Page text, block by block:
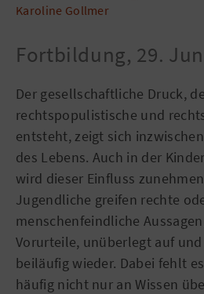
Karoline Gollmer
Fortbildung, 29.
Der gesellschaftliche Druck,
rechtspopulistische und
entsteht, zeigt sich
des Lebens. Auch in der
wird dieser Einfluss
Jugendliche greifen rechte
menschenfeindliche
Vorurteile, unüberlegt auf und
beiläufig wieder. Dabei fehlt
häufig nicht nur an Wissen